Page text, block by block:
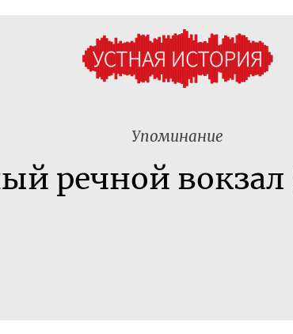
Упоминание
речной вокзал